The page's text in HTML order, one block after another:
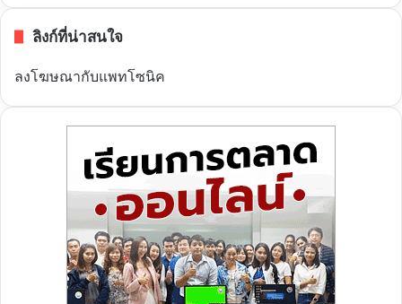
ลิงก์ที่น่าสนใจ
ลงโฆษณากับแพทโซนิค